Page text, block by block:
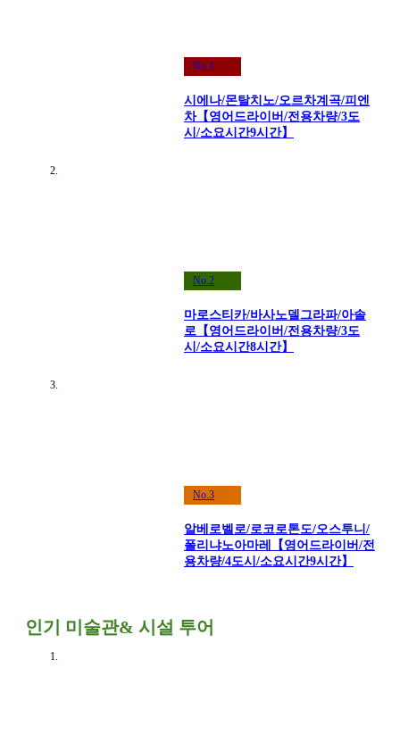
No.1
시에나/몬탈치노/오르차계곡/피엔
차【영어드라이버/전용차량/3도
시/소요시간9시간】
No.2
마로스티카/바사노델그라파/아솔
로【영어드라이버/전용차량/3도
시/소요시간8시간】
No.3
알베로벨로/로코로톤도/오스투니/
폴리냐노아마레【영어드라이버/전
용차량/4도시/소요시간9시간】
인기 미술관& 시설 투어